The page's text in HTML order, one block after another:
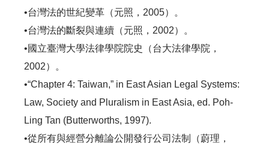
•台灣法的世紀變革（元照，2005）。
•台灣法的斷裂與連續（元照，2002）。
•國立臺灣大學法律學院院史（台大法律學院，
2002）。
•“Chapter 4: Taiwan,” in East Asian Legal Systems:
Law, Society and Pluralism in East Asia, ed. Poh-
Ling Tan (Butterworths, 1997).
•從所有與經營分離論公開發行公司法制（蔚理，